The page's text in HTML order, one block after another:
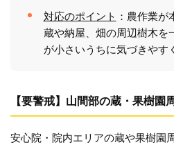
対応のポイント ：農作業が
蔵や納屋、畑の周辺樹木を
が小さいうちに気づきやす
【要警戒】山間部の蔵・果樹園
安心院・院内エリアの蔵や果樹園